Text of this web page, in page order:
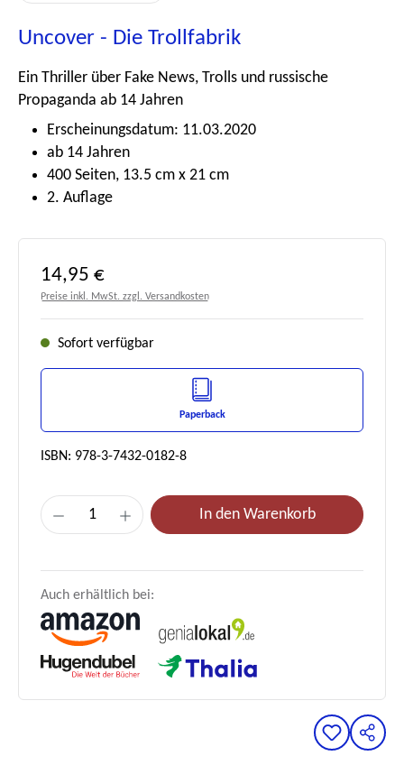
Uncover - Die Trollfabrik
Ein Thriller über Fake News, Trolls und russische
Propaganda ab 14 Jahren
Erscheinungsdatum: 11.03.2020
ab 14 Jahren
400 Seiten, 13.5 cm x 21 cm
2. Auflage
Regulärer Preis:
14,95 €
Preise inkl. MwSt. zzgl. Versandkosten
Sofort verfügbar
Paperback
ISBN: 978-3-7432-0182-8
Produkt Anzahl: Gib den gewünschten
In den Warenkorb
Auch erhältlich bei: